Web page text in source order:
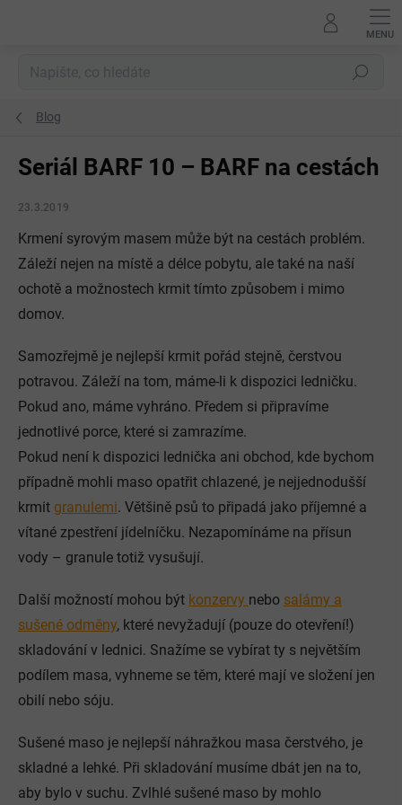
Hledat
Blog
Seriál BARF 10 – BARF na cestách
23.3.2019
Krmení syrovým masem může být na cestách problém.
Záleží nejen na místě a délce pobytu, ale také na naší
ochotě a možnostech krmit tímto způsobem i mimo
domov.
Samozřejmě je nejlepší krmit pořád stejně, čerstvou
potravou. Záleží na tom, máme-li k dispozici ledničku.
Pokud ano, máme vyhráno. Předem si připravíme
jednotlivé porce, které si zamrazíme.
Pokud není k dispozici lednička ani obchod, kde bychom
případně mohli maso opatřit chlazené, je nejjednodušší
krmit granulemi. Většině psů to připadá jako příjemné a
vítané zpestření jídelníčku. Nezapomínáme na přísun
vody – granule totiž vysušují.
Další možností mohou být konzervy nebo salámy a
sušené odměny, které nevyžadují (pouze do otevření!)
skladování v lednici. Snažíme se vybírat ty s největším
podílem masa, vyhneme se těm, které mají ve složení jen
obilí nebo sóju.
Sušené maso je nejlepší náhražkou masa čerstvého, je
skladné a lehké. Při skladování musíme dbát jen na to,
aby bylo v suchu. Zvlhlé sušené maso by mohlo